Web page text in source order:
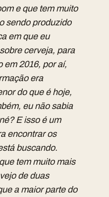
e que tem muito
sendo produzido
em que eu
cerveja, para
em 2016, por aí,
era
do que é hoje,
eu não sabia
E isso é um
encontrar os
buscando.
tem muito mais
de duas
a maior parte do